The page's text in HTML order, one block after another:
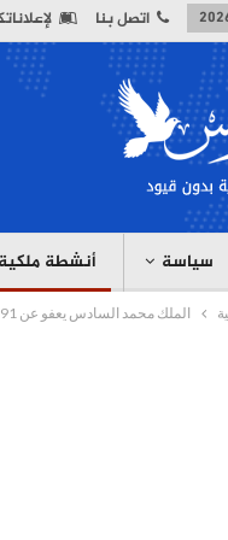
اتصل بنا
سياسة أنشطة ملكية
الملك محمد السادس يعفو عن 591 شخصا بمناسبة عيد الشباب